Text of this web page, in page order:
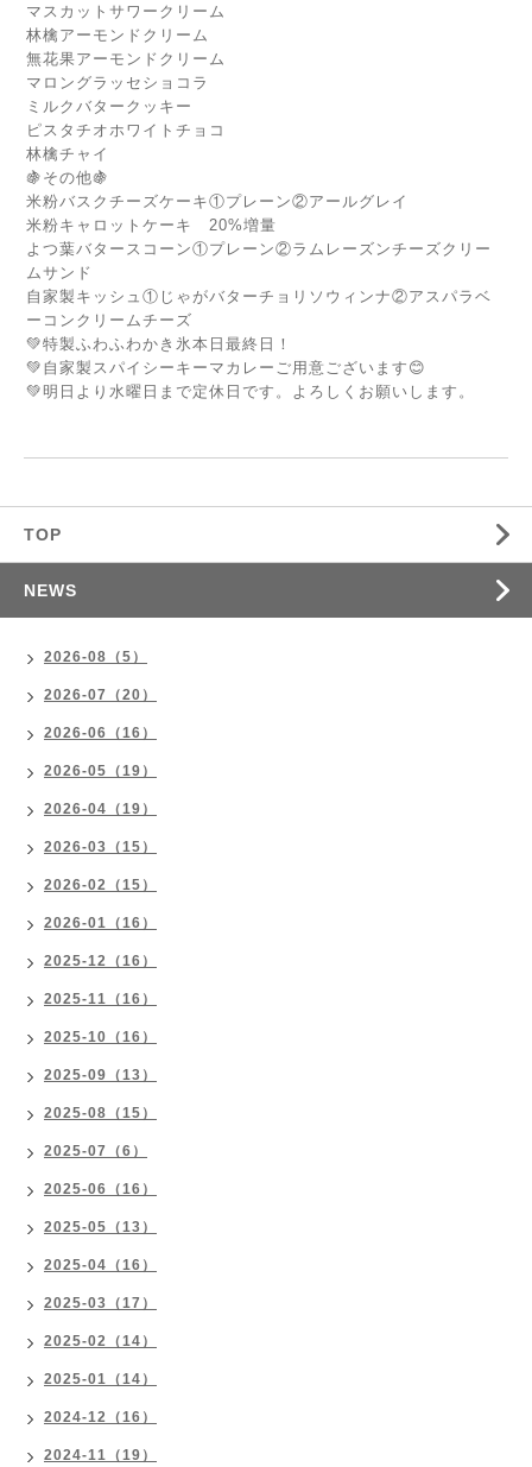
マスカットサワークリーム
林檎アーモンドクリーム
無花果アーモンドクリーム
マロングラッセショコラ
ミルクバタークッキー
ピスタチオホワイトチョコ
林檎チャイ
🍇その他🍇
米粉バスクチーズケーキ①プレーン②アールグレイ
米粉キャロットケーキ 20%増量
よつ葉バタースコーン①プレーン②ラムレーズンチーズクリー
ムサンド
自家製キッシュ①じゃがバターチョリソウィンナ②アスパラベ
ーコンクリームチーズ
💚特製ふわふわかき氷本日最終日！
💚自家製スパイシーキーマカレーご用意ございます😊
💚明日より水曜日まで定休日です。よろしくお願いします。
TOP
NEWS
2026-08（5）
2026-07（20）
2026-06（16）
2026-05（19）
2026-04（19）
2026-03（15）
2026-02（15）
2026-01（16）
2025-12（16）
2025-11（16）
2025-10（16）
2025-09（13）
2025-08（15）
2025-07（6）
2025-06（16）
2025-05（13）
2025-04（16）
2025-03（17）
2025-02（14）
2025-01（14）
2024-12（16）
2024-11（19）